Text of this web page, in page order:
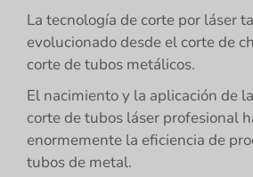
La tecnología de corte por láser
evolucionado desde el corte de
corte de tubos metálicos.
El nacimiento y la aplicación de
corte de tubos láser profesional
enormemente la eficiencia de
tubos de metal.